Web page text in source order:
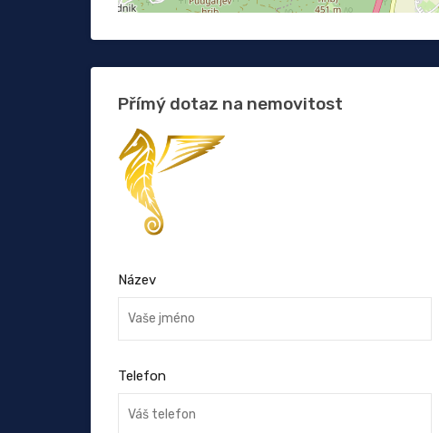
Přímý dotaz na nemovitost
Název
Telefon